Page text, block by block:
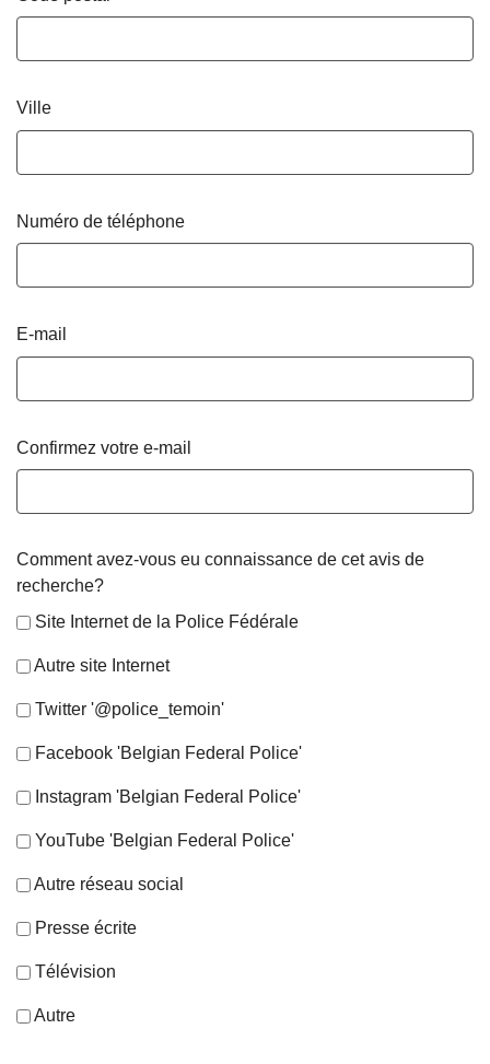
Ville
Numéro de téléphone
E-mail
Confirmez votre e-mail
Comment avez-vous eu connaissance de cet avis de
recherche?
Site Internet de la Police Fédérale
Autre site Internet
Twitter '@police_temoin'
Facebook 'Belgian Federal Police'
Instagram 'Belgian Federal Police'
YouTube 'Belgian Federal Police'
Autre réseau social
Presse écrite
Télévision
Autre